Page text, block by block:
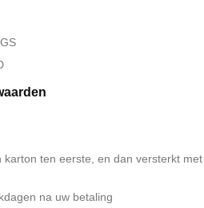
karton ten eerste, en dan versterkt
na uw betaling